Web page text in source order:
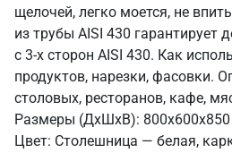
щелочей, легко моется, не
из трубы AISI 430 гарантирует
с 3-х сторон AISI 430. Как
продуктов, нарезки, фасовки.
столовых, ресторанов, кафе,
Размеры (ДхШхВ): 800x600x850
Цвет: Столешница — белая,